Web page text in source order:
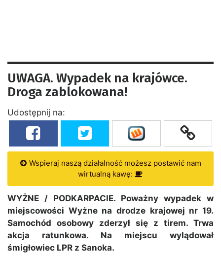
UWAGA. Wypadek na krajówce.
Droga zablokowana!
Udostępnij na:
Wspieraj naszą działalność możesz postawić nam
wirtualną kawę:
WYŻNE / PODKARPACIE. Poważny wypadek w
miejscowości Wyżne na drodze krajowej nr 19.
Samochód osobowy zderzył się z tirem. Trwa
akcja ratunkowa. Na miejscu wylądował
śmigłowiec LPR z Sanoka.